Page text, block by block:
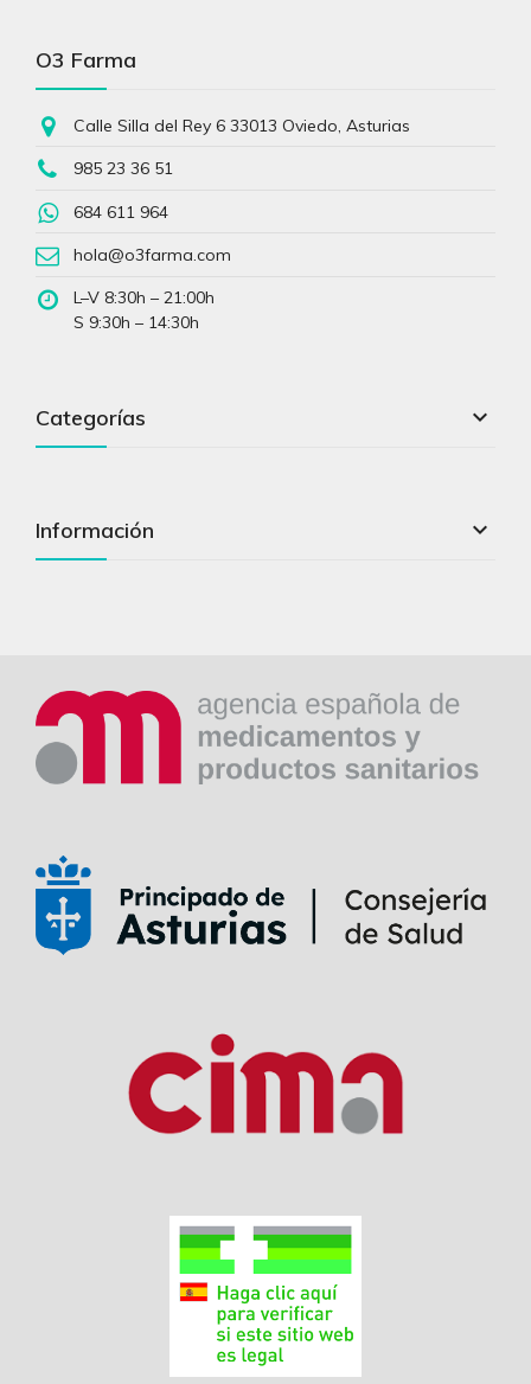
O3 Farma
Calle Silla del Rey 6 33013 Oviedo, Asturias
985 23 36 51
684 611 964
hola@o3farma.com
L–V 8:30h – 21:00h
S 9:30h – 14:30h
Categorías 
Información 